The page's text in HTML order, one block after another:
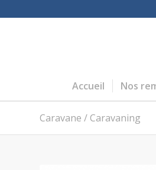
Accueil Nos
Caravane / Caravaning